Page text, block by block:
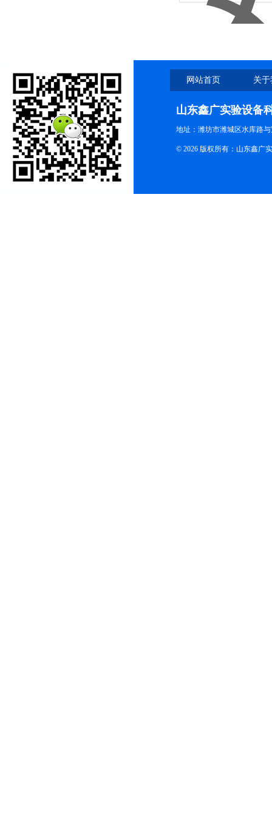
网站首页 关
山东鑫广实验设备
地址：潍坊市潍城区水库路
© 2026 版权所有：山东鑫广